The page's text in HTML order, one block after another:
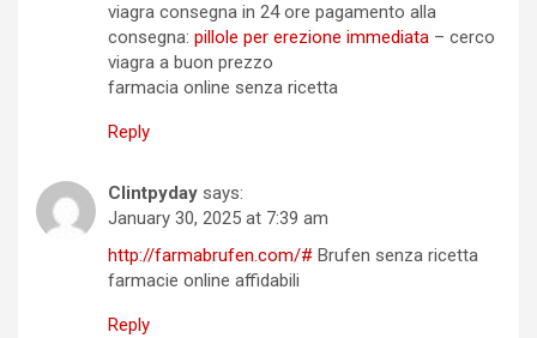
viagra consegna in 24 ore pagamento alla
consegna: pillole per erezione immediata – cerco
viagra a buon prezzo
farmacia online senza ricetta
Reply
Clintpyday says:
January 30, 2025 at 7:39 am
http://farmabrufen.com/# Brufen senza ricetta
farmacie online affidabili
Reply